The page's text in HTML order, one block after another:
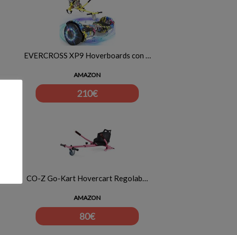
EVERCROSS XP9 Hoverboards con …
AMAZON
210€
CO-Z Go-Kart Hovercart Regolab…
AMAZON
80€